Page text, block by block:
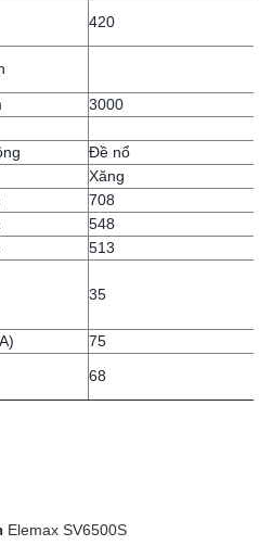
420
3000
Đề nổ
Xăng
708
548
513
35
75
68
Elemax SV6500S